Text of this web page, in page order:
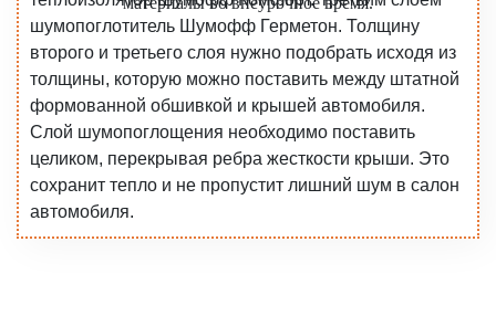
шумопоглотитель Шумофф Герметон. Толщину
второго и третьего слоя нужно подобрать исходя из
толщины, которую можно поставить между штатной
формованной обшивкой и крышей автомобиля.
Слой шумопоглощения необходимо поставить
целиком, перекрывая ребра жесткости крыши. Это
сохранит тепло и не пропустит лишний шум в салон
автомобиля.